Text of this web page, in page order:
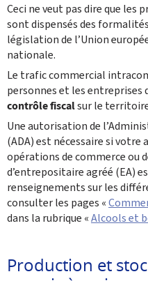
Ceci ne veut pas dire que
sont dispensés des
législation de l’Union
nationale.
Le trafic commercial
personnes et les entreprises
contrôle fiscalsur le
Une autorisation de
(ADA) est nécessaire si votre
opérations de commerce ou
d’entrepositaire agréé (EA)
renseignements sur les
consulter les pages «
dans la rubrique «Alcools et
Production et